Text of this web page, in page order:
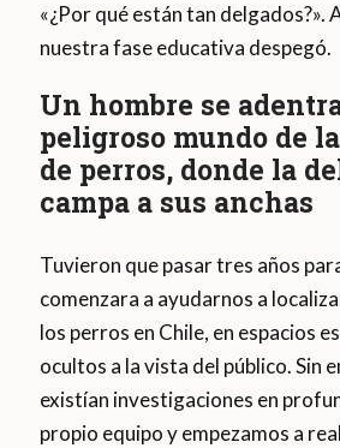
«¿Por qué están tan delgados?».
nuestra fase educativa despegó.
Un hombre se
peligroso mundo de
de perros, donde la
campa a sus anchas
Tuvieron que pasar tres años
comenzara a ayudarnos a
los perros en Chile, en espacios
ocultos a la vista del público. Sin
existían investigaciones en
propio equipo y empezamos a